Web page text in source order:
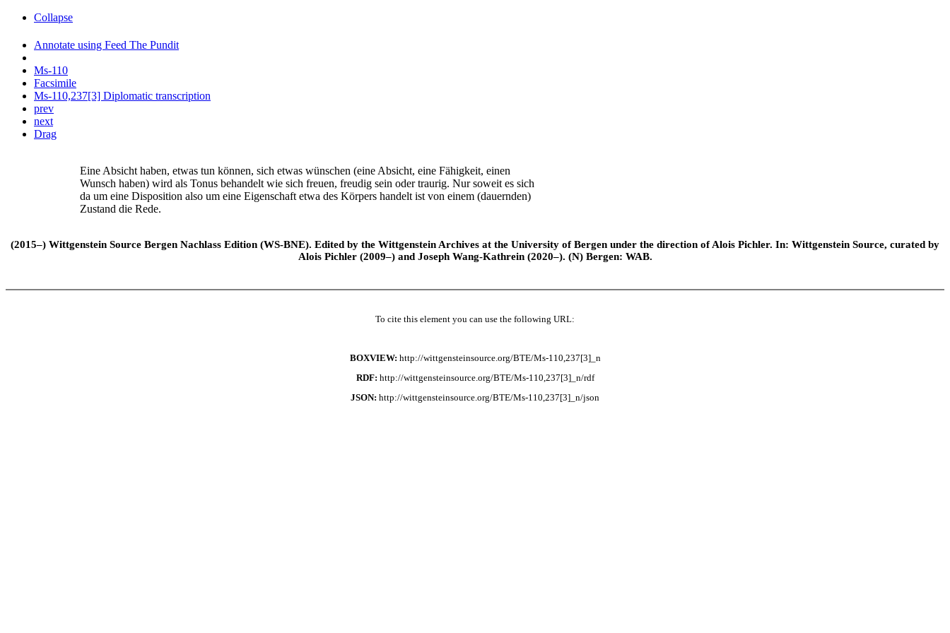
Collapse
Annotate using Feed The Pundit
Ms-110
Facsimile
Ms-110,237[3] Diplomatic transcription
prev
next
Drag
Eine Absicht haben, etwas tun können, sich etwas wünschen (eine Absicht, eine Fähigkeit, einen
Wunsch haben) wird als Tonus behandelt wie sich freuen, freudig sein oder traurig. Nur soweit es sich
da um eine Disposition also um eine Eigenschaft etwa des Körpers handelt ist von einem (dauernden)
Zustand die Rede.
(2015–) Wittgenstein Source Bergen Nachlass Edition (WS-BNE). Edited by the Wittgenstein Archives at the University of Bergen under the direction of Alois Pichler. In: Wittgenstein Source, curated by
Alois Pichler (2009–) and Joseph Wang-Kathrein (2020–). (N) Bergen: WAB.
To cite this element you can use the following URL:
BOXVIEW: http://wittgensteinsource.org/BTE/Ms-110,237[3]_n
RDF: http://wittgensteinsource.org/BTE/Ms-110,237[3]_n/rdf
JSON: http://wittgensteinsource.org/BTE/Ms-110,237[3]_n/json